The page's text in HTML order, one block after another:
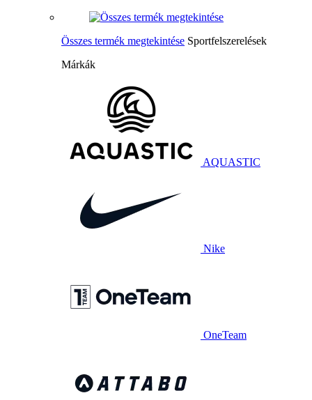
Összes termék megtekintése Sportfelszerelések
Márkák
AQUASTIC
Nike
OneTeam